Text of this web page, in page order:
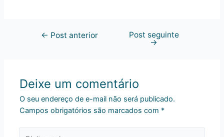
← Post anterior Post seguinte
→
Deixe um comentário
O seu endereço de e-mail não será publicado.
Campos obrigatórios são marcados com *